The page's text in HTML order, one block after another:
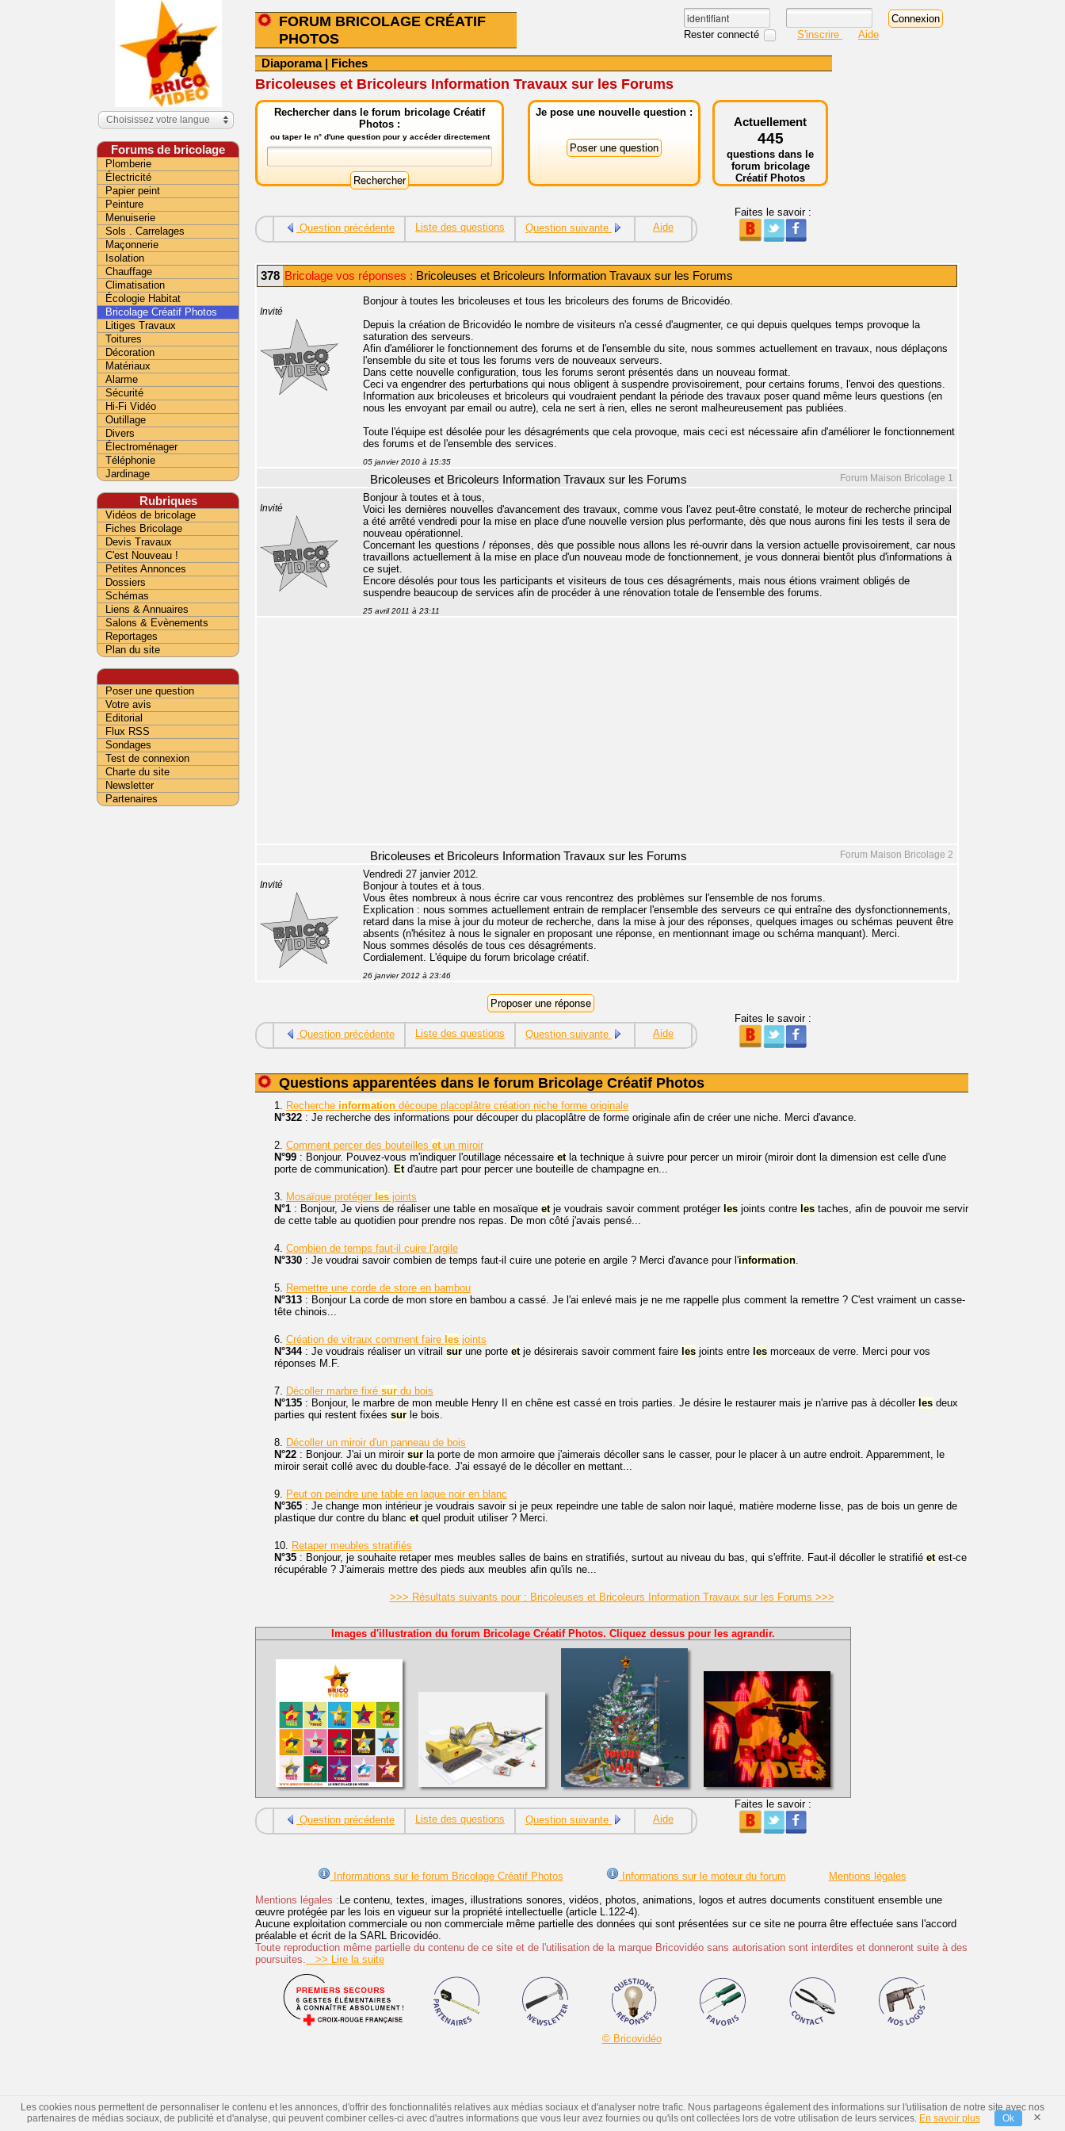
FORUM BRICOLAGE CRÉATIF
PHOTOS
Rester connecté S'inscrire Aide
Diaporama| Fiches
Bricoleuses et Bricoleurs Information Travaux sur les Forums
Rechercher dans le forum bricolage Créatif
Photos :
ou taper le n° d'une question pour y accéder directement
Je pose une nouvelle question :
Actuellement
445
questions dans le
forum bricolage
Créatif Photos
Question précédente Liste des questions Question suivante Aide
Faites le savoir :
378 Bricolage vos réponses : Bricoleuses et Bricoleurs Information Travaux sur les Forums
Invité
Bonjour à toutes les bricoleuses et tous les bricoleurs des forums de Bricovidéo.
Depuis la création de Bricovidéo le nombre de visiteurs n'a cessé d'augmenter, ce qui depuis quelques temps provoque la
saturation des serveurs.
Afin d'améliorer le fonctionnement des forums et de l'ensemble du site, nous sommes actuellement en travaux, nous déplaçons
l'ensemble du site et tous les forums vers de nouveaux serveurs.
Dans cette nouvelle configuration, tous les forums seront présentés dans un nouveau format.
Ceci va engendrer des perturbations qui nous obligent à suspendre provisoirement, pour certains forums, l'envoi des questions.
Information aux bricoleuses et bricoleurs qui voudraient pendant la période des travaux poser quand même leurs questions (en
nous les envoyant par email ou autre), cela ne sert à rien, elles ne seront malheureusement pas publiées.
Toute l'équipe est désolée pour les désagréments que cela provoque, mais ceci est nécessaire afin d'améliorer le fonctionnement
des forums et de l'ensemble des services.
05 janvier 2010 à 15:35
Forum Maison Bricolage 1
Bricoleuses et Bricoleurs Information Travaux sur les Forums
Invité
Bonjour à toutes et à tous,
Voici les dernières nouvelles d'avancement des travaux, comme vous l'avez peut-être constaté, le moteur de recherche principal
a été arrêté vendredi pour la mise en place d'une nouvelle version plus performante, dès que nous aurons fini les tests il sera de
nouveau opérationnel.
Concernant les questions / réponses, dès que possible nous allons les ré-ouvrir dans la version actuelle provisoirement, car nous
travaillons actuellement à la mise en place d'un nouveau mode de fonctionnement, je vous donnerai bientôt plus d'informations à
ce sujet.
Encore désolés pour tous les participants et visiteurs de tous ces désagréments, mais nous étions vraiment obligés de
suspendre beaucoup de services afin de procéder à une rénovation totale de l'ensemble des forums.
25 avril 2011 à 23:11
Forum Maison Bricolage 2
Bricoleuses et Bricoleurs Information Travaux sur les Forums
Invité
Vendredi 27 janvier 2012.
Bonjour à toutes et à tous.
Vous êtes nombreux à nous écrire car vous rencontrez des problèmes sur l'ensemble de nos forums.
Explication : nous sommes actuellement entrain de remplacer l'ensemble des serveurs ce qui entraîne des dysfonctionnements,
retard dans la mise à jour du moteur de recherche, dans la mise à jour des réponses, quelques images ou schémas peuvent être
absents (n'hésitez à nous le signaler en proposant une réponse, en mentionnant image ou schéma manquant). Merci.
Nous sommes désolés de tous ces désagréments.
Cordialement. L'équipe du forum bricolage créatif.
26 janvier 2012 à 23:46
Question précédente Liste des questions Question suivante Aide
Faites le savoir :
Questions apparentées dans le forum Bricolage Créatif Photos
1. Recherche information découpe placoplâtre création niche forme originale
N°322 : Je recherche des informations pour découper du placoplâtre de forme originale afin de créer une niche. Merci d'avance.
2. Comment percer des bouteilles etun miroir
N°99 : Bonjour. Pouvez-vous m'indiquer l'outillage nécessaire etla technique à suivre pour percer un miroir (miroir dont la dimension est celle d'une
porte de communication). Etd'autre part pour percer une bouteille de champagne en...
3. Mosaïque protéger les joints
N°1 : Bonjour, Je viens de réaliser une table en mosaïque etje voudrais savoir comment protéger les joints contre les taches, afin de pouvoir me servir
de cette table au quotidien pour prendre nos repas. De mon côté j'avais pensé...
4. Combien de temps faut-il cuire l'argile
N°330 : Je voudrai savoir combien de temps faut-il cuire une poterie en argile ? Merci d'avance pour l'information.
5. Remettre une corde de store en bambou
N°313 : Bonjour La corde de mon store en bambou a cassé. Je l'ai enlevé mais je ne me rappelle plus comment la remettre ? C'est vraiment un casse-
tête chinois...
6. Création de vitraux comment faire les joints
N°344: Je voudrais réaliser un vitrail sur une porte etje désirerais savoir comment faire les joints entre les morceaux de verre. Merci pour vos
réponses M.F.
7. Décoller marbre fixé sur du bois
N°135 : Bonjour, le marbre de mon meuble Henry II en chêne est cassé en trois parties. Je désire le restaurer mais je n'arrive pas à décoller les deux
parties qui restent fixées sur le bois.
8. Décoller un miroir d'un panneau de bois
N°22 : Bonjour. J'ai un miroir sur la porte de mon armoire que j'aimerais décoller sans le casser, pour le placer à un autre endroit. Apparemment, le
miroir serait collé avec du double-face. J'ai essayé de le décoller en mettant...
9. Peut on peindre une table en laque noir en blanc
N°365 : Je change mon intérieur je voudrais savoir si je peux repeindre une table de salon noir laqué, matière moderne lisse, pas de bois un genre de
plastique dur contre du blanc etquel produit utiliser ? Merci.
10. Retaper meubles stratifiés
N°35 : Bonjour, je souhaite retaper mes meubles salles de bains en stratifiés, surtout au niveau du bas, qui s'effrite. Faut-il décoller le stratifié etest-ce
récupérable ? J'aimerais mettre des pieds aux meubles afin qu'ils ne...
>>> Résultats suivants pour : Bricoleuses et Bricoleurs Information Travaux sur les Forums >>>
Images d'illustration du forum Bricolage Créatif Photos. Cliquez dessus pour les agrandir.
Question précédente Liste des questions Question suivante Aide
Faites le savoir :
Informations sur le forum Bricolage Créatif Photos Informations sur le moteur du forum
Mentions légales
Mentions légales : Le contenu, textes, images, illustrations sonores, vidéos, photos, animations, logos et autres documents constituent ensemble une
œuvre protégée par les lois en vigueur sur la propriété intellectuelle (article L.122-4).
Aucune exploitation commerciale ou non commerciale même partielle des données qui sont présentées sur ce site ne pourra être effectuée sans l'accord
préalable et écrit de la SARL Bricovidéo.
Toute reproduction même partielle du contenu de ce site et de l'utilisation de la marque Bricovidéo sans autorisation sont interdites et donneront suite à des
poursuites. >> Lire la suite
© Bricovidéo
Choisissez votre langue
Forums de bricolage
Plomberie
Électricité
Papier peint
Peinture
Menuiserie
Sols . Carrelages
Maçonnerie
Isolation
Chauffage
Climatisation
Écologie Habitat
Bricolage Créatif Photos
Litiges Travaux
Toitures
Décoration
Matériaux
Alarme
Sécurité
Hi-Fi Vidéo
Outillage
Divers
Électroménager
Téléphonie
Jardinage
Rubriques
Vidéos de bricolage
Fiches Bricolage
Devis Travaux
C'est Nouveau !
Petites Annonces
Dossiers
Schémas
Liens & Annuaires
Salons & Evènements
Reportages
Plan du site
Poser une question
Votre avis
Editorial
Flux RSS
Sondages
Test de connexion
Charte du site
Newsletter
Partenaires
Les cookies nous permettent de personnaliser le contenu et les annonces, d'offrir des fonctionnalités relatives aux médias sociaux et d'analyser notre trafic. Nous partageons également des informations sur l'utilisation de notre site avec nos
partenaires de médias sociaux, de publicité et d'analyse, qui peuvent combiner celles-ci avec d'autres informations que vous leur avez fournies ou qu'ils ont collectées lors de votre utilisation de leurs services.
En savoir plus Ok ×